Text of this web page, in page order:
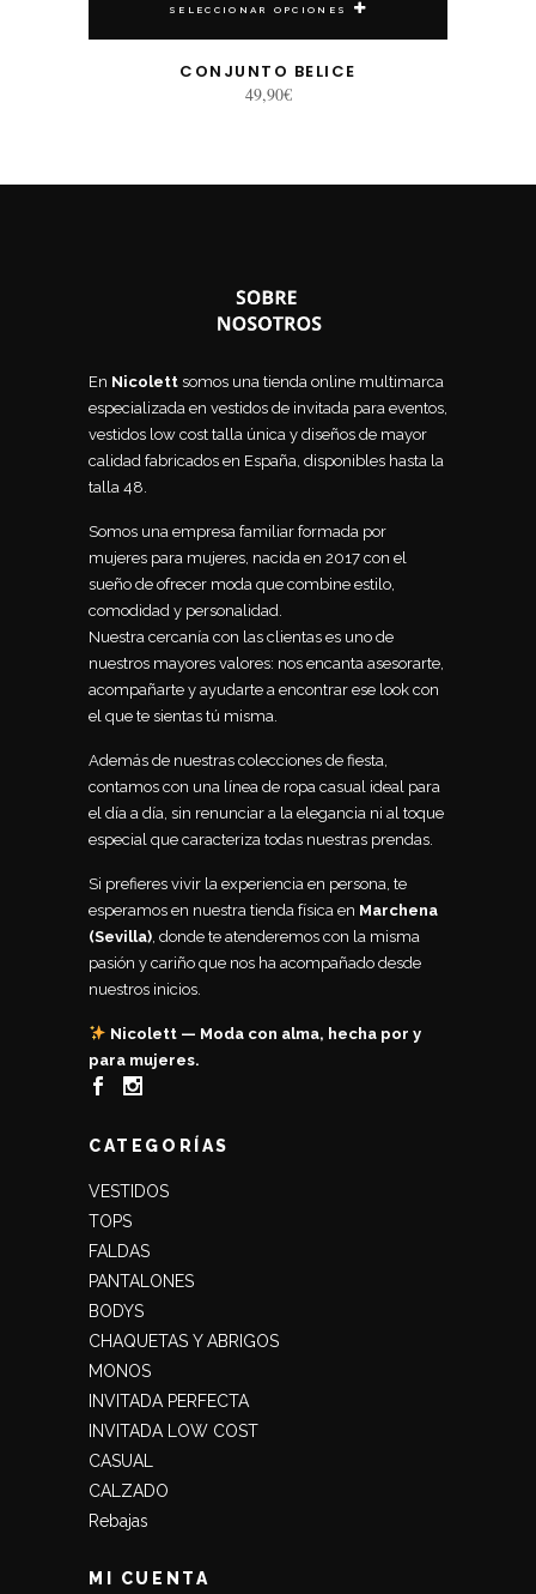
SELECCIONAR OPCIONES
CONJUNTO BELICE
49,90€
En Nicolett somos una tienda online multimarca
especializada en vestidos de invitada para eventos,
vestidos low cost talla única y diseños de mayor
calidad fabricados en España, disponibles hasta la
talla 48.
Somos una empresa familiar formada por
mujeres para mujeres, nacida en 2017 con el
sueño de ofrecer moda que combine estilo,
comodidad y personalidad.
Nuestra cercanía con las clientas es uno de
nuestros mayores valores: nos encanta asesorarte,
acompañarte y ayudarte a encontrar ese look con
el que te sientas tú misma.
Además de nuestras colecciones de fiesta,
contamos con una línea de ropa casual ideal para
el día a día, sin renunciar a la elegancia ni al toque
especial que caracteriza todas nuestras prendas.
Si prefieres vivir la experiencia en persona, te
esperamos en nuestra tienda física en Marchena
(Sevilla) , donde te atenderemos con la misma
pasión y cariño que nos ha acompañado desde
nuestros inicios.
Nicolett — Moda con alma, hecha por y
para mujeres.
CATEGORÍAS
VESTIDOS
TOPS
FALDAS
PANTALONES
BODYS
CHAQUETAS Y ABRIGOS
MONOS
INVITADA PERFECTA
INVITADA LOW COST
CASUAL
CALZADO
Rebajas
MI CUENTA